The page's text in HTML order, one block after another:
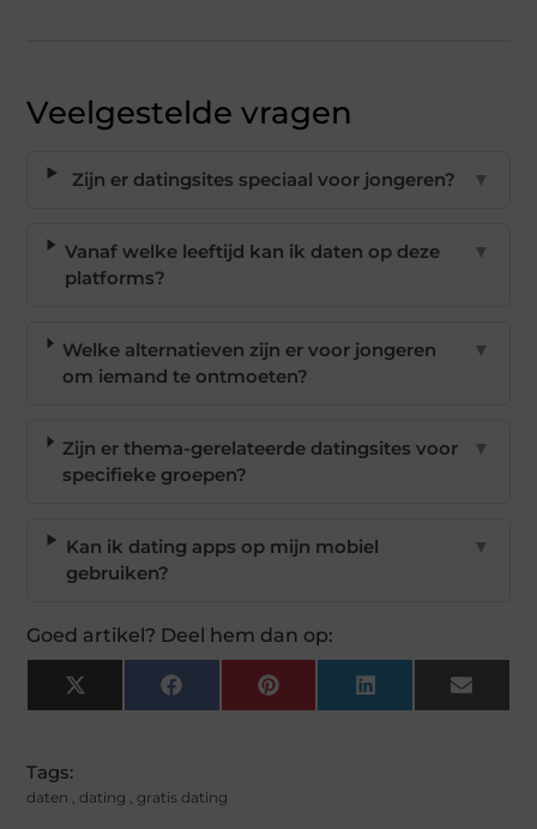
Veelgestelde vragen
Zijn er datingsites speciaal voor jongeren? ▼
Vanaf welke leeftijd kan ik daten op deze
platforms?
▼
Welke alternatieven zijn er voor jongeren
om iemand te ontmoeten?
▼
Zijn er thema-gerelateerde datingsites voor
specifieke groepen?
▼
Kan ik dating apps op mijn mobiel
gebruiken?
▼
Goed artikel? Deel hem dan op:
X
(Twitter)
FacebookPinterest LinkedIn Email
Tags:
daten , dating ,gratis dating